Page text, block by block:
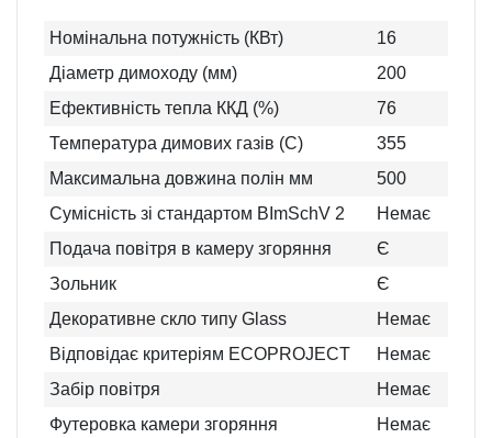
Номінальна потужність (КВт)
16
Діаметр димоходу (мм)
200
Ефективність тепла ККД (%)
76
Температура димових газів (C)
355
Максимальна довжина полін мм
500
Сумісність зі стандартом BImSchV 2
Немає
Подача повітря в камеру згоряння
Є
Зольник
Є
Декоративне скло типу Glass
Немає
Відповідає критеріям ECOPROJECT
Немає
Забір повітря
Немає
Футеровка камери згоряння
Немає